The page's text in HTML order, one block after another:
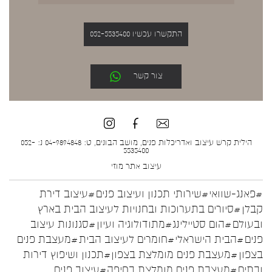
התקשרו עכשיו 052-5535400
צור קשר
הילית קרש עיצוב ואדריכלות פנים, מושב הבונים, ט: 04-9894848 נ: 052-
5535400
עיצוב אתר מוזי
#פאנג-שוואי#שירותי תכנון ועיצוב פנים#עיצוב דירת
קבלן #סיורים בתערוכות ובחנויות לעיצוב הבית בארץ
ובעולם#הום סטיילינג#מתודולוגיה ועיון #סגנונות עיצוב
פנים#הבית הישראלי#חומרים לעיצוב הבית#מעצבת פנים
בצפון #מעצבת פנים מומלצת בצפון#תכנון ושיפוץ דירות